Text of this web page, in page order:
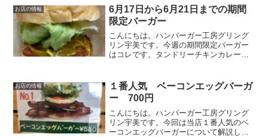
がとうございました。皆様の今日が笑顔
いっぱいの一日になり...
お店の情報
6月17日から6月21日までの期間
限定バーガー
こんにちは。ハンバーガー工房グリング
リン宇美です。今週の期間限定バーガー
はコレです。タンドリーチキンカレーバ
にしてみました。ピリ辛のカレーソース
がクセになる逸品です...
お店の情報
１番人気 ベーコンエッグバーガ
ー 700円
こんにちは。ハンバーガー工房グリング
リン宇美です。今回は当店１番人気のベ
ーコンエッグバーガーについて解説しま